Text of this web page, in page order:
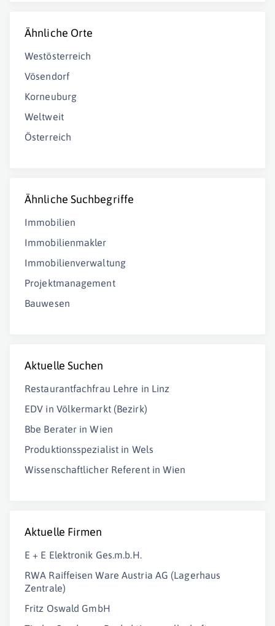
Ähnliche Orte
Westösterreich
Vösendorf
Korneuburg
Weltweit
Österreich
Ähnliche Suchbegriffe
Immobilien
Immobilienmakler
Immobilienverwaltung
Projektmanagement
Bauwesen
Aktuelle Suchen
Restaurantfachfrau Lehre in Linz
EDV in Völkermarkt (Bezirk)
Bbe Berater in Wien
Produktionsspezialist in Wels
Wissenschaftlicher Referent in Wien
Aktuelle Firmen
E + E Elektronik Ges.m.b.H.
RWA Raiffeisen Ware Austria AG (Lagerhaus
Zentrale)
Fritz Oswald GmbH